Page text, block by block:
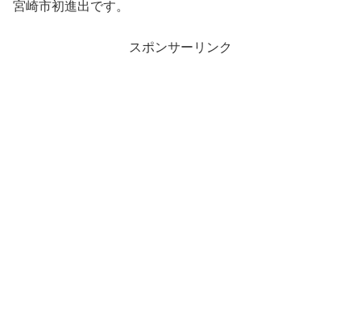
宮崎市初進出です。
スポンサーリンク